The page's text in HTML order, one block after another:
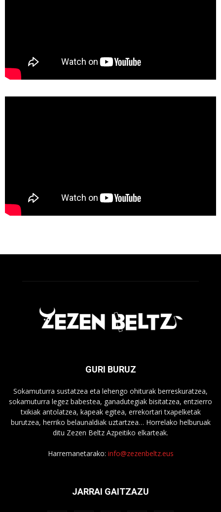
GURI BURUZ
Sokamuturra sustatzea eta lehengo ohiturak berreskuratzea,
sokamuturra legez babestea, ganadutegiak bisitatzea, entzierro
txikiak antolatzea, kapeak egitea, errekortari txapelketak
burutzea, herriko belaunaldiak uztartzea… Horrelako helburuak
ditu Zezen Beltz Azpeitiko elkarteak.
Harremanetarako: info@zezenbeltz.eus
JARRAI GAITZAZU